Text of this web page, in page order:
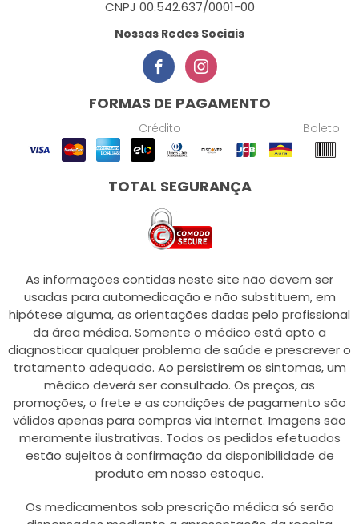
CNPJ 00.542.637/0001-00
Nossas Redes Sociais
FORMAS DE PAGAMENTO
Crédito Boleto
TOTAL SEGURANÇA
As informações contidas neste site não devem ser
usadas para automedicação e não substituem, em
hipótese alguma, as orientações dadas pelo profissional
da área médica. Somente o médico está apto a
diagnosticar qualquer problema de saúde e prescrever o
tratamento adequado. Ao persistirem os sintomas, um
médico deverá ser consultado. Os preços, as
promoções, o frete e as condições de pagamento são
válidos apenas para compras via Internet. Imagens são
meramente ilustrativas. Todos os pedidos efetuados
estão sujeitos à confirmação da disponibilidade de
produto em nosso estoque.
Os medicamentos sob prescrição médica só serão